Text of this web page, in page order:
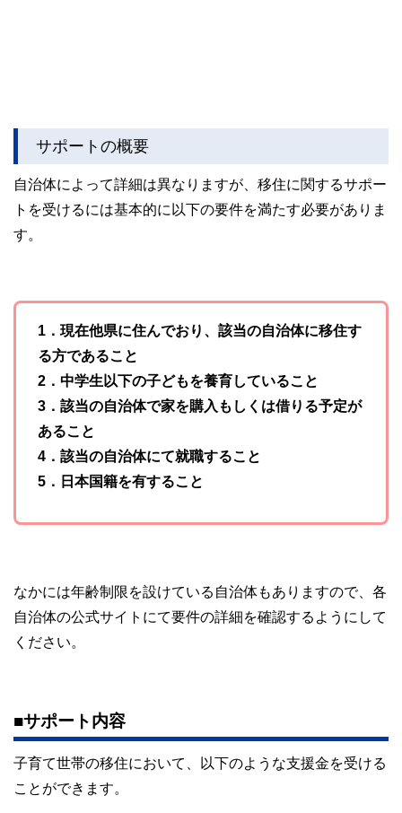
サポートの概要
自治体によって詳細は異なりますが、移住に関するサポー
トを受けるには基本的に以下の要件を満たす必要がありま
す。
1．現在他県に住んでおり、該当の自治体に移住す
る方であること
2．中学生以下の子どもを養育していること
3．該当の自治体で家を購入もしくは借りる予定が
あること
4．該当の自治体にて就職すること
5．日本国籍を有すること
なかには年齢制限を設けている自治体もありますので、各
自治体の公式サイトにて要件の詳細を確認するようにして
ください。
■サポート内容
子育て世帯の移住において、以下のような支援金を受ける
ことができます。